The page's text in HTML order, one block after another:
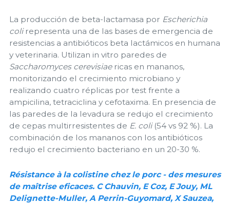
La producción de beta-lactamasa por Escherichia
colirepresenta una de las bases de emergencia de
resistencias a antibióticos beta lactámicos en humana
y veterinaria. Utilizan in vitro paredes de
Saccharomyces cerevisiaericas en mananos,
monitorizando el crecimiento microbiano y
realizando cuatro réplicas por test frente a
ampicilina, tetraciclina y cefotaxima. En presencia de
las paredes de la levadura se redujo el crecimiento
de cepas multirresistentes de E. coli(54 vs 92 %). La
combinación de los mananos con los antibióticos
redujo el crecimiento bacteriano en un 20-30 %.
Résistance à la colistine chez le porc - des mesures
de maîtrise eficaces. C Chauvin, E Coz, E Jouy, ML
Delignette-Muller, A Perrin-Guyomard, X Sauzea,